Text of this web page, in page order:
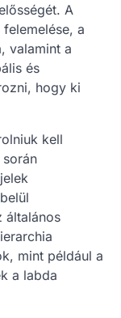
A
a
valamint a
és
hogy ki
kell
általános
mint például a
a labda